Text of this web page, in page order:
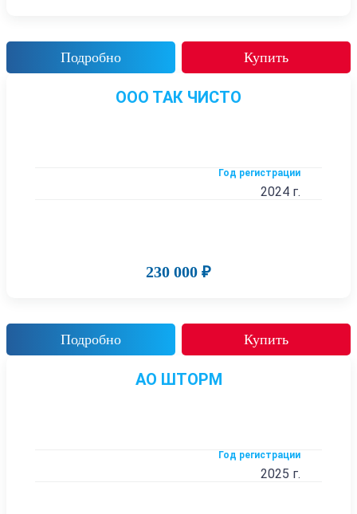
Подробно Купить
ООО ТАК ЧИСТО
Год регистрации
2024 г.
230 000 ₽
Подробно Купить
АО ШТОРМ
Год регистрации
2025 г.